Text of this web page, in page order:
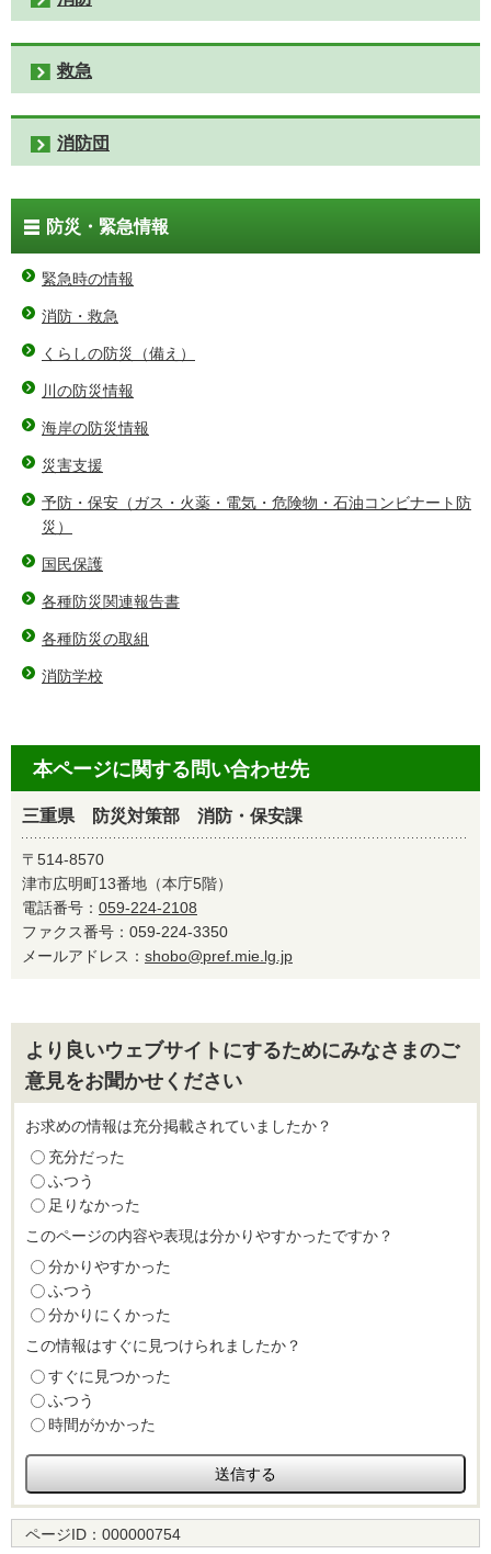
救急
消防団
防災・緊急情報
緊急時の情報
消防・救急
くらしの防災（備え）
川の防災情報
海岸の防災情報
災害支援
予防・保安（ガス・火薬・電気・危険物・石油コンビナート防
災）
国民保護
各種防災関連報告書
各種防災の取組
消防学校
本ページに関する問い合わせ先
三重県 防災対策部 消防・保安課
〒514-8570
津市広明町13番地（本庁5階）
電話番号： 059-224-2108
ファクス番号：059-224-3350
メールアドレス： shobo@pref.mie.lg.jp
より良いウェブサイトにするためにみなさまのご
意見をお聞かせください
お求めの情報は充分掲載されていましたか？
充分だった
ふつう
足りなかった
このページの内容や表現は分かりやすかったですか？
分かりやすかった
ふつう
分かりにくかった
この情報はすぐに見つけられましたか？
すぐに見つかった
ふつう
時間がかかった
ページID： 000000754